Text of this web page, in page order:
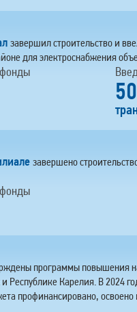
завершил строительство и
для электроснабжения
50
завершено
программы повышения
и Республике Карелия. В 2024
профинансировано,